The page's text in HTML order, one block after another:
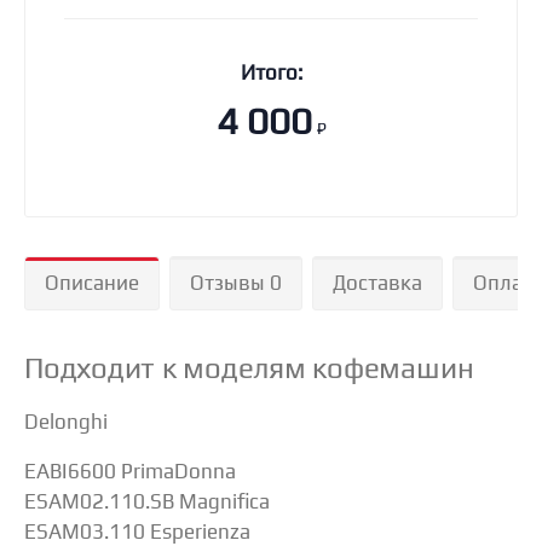
Итого:
4 000 ₽
Описание Отзывы 0 Доставка Оплата
Подходит к моделям кофемашин
Delonghi
EABI6600 PrimaDonna
ESAM02.110.SB Magnifica
ESAM03.110 Esperienza